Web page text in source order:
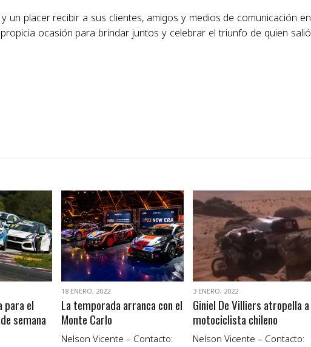
un placer recibir a sus clientes, amigos y medios de comunicación en
ocasión para brindar juntos y celebrar el triunfo de quien salió
para el
semana
VER NOTA
18 ENERO, 2022
La temporada arranca con el
Monte Carlo
Nelson Vicente – Contacto:
VER NOTA
3 ENERO, 2022
Giniel De Villiers atropella a
motociclista chileno
Nelson Vicente – Contacto: